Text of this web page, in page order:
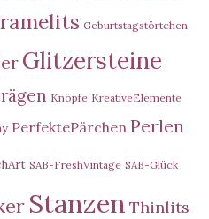
Geburtstagstörtchen
Glitzersteine
Knöpfe KreativeElemente
PerfektePärchen Perlen
SAB-FreshVintage SAB-Glück
Stanzen Thinlits